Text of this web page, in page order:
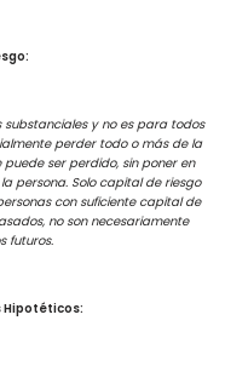
substanciales y no es para todos
perder todo o más de la
puede ser perdido, sin poner en
persona. Solo capital de riesgo
con suficiente capital de
no son necesariamente
futuros.
Hipotéticos: